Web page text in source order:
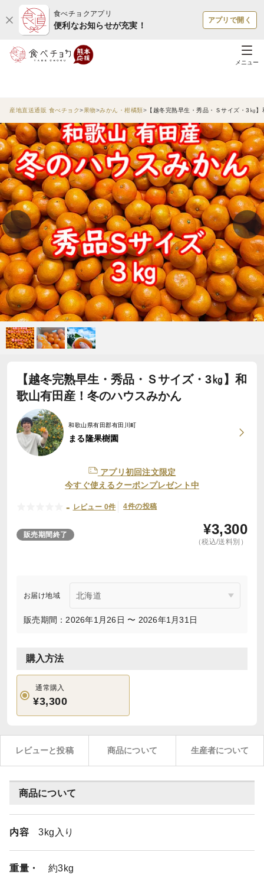
食べチョクアプリ
便利なお知らせが充実！
アプリで開く
メニュー
産地直送通販 食べチョク 果物 みかん・柑橘類 【越冬完熟早生・秀品・Ｓサイズ・3㎏
【越冬完熟早生・秀品・Ｓサイズ・3㎏】和
歌山有田産！冬のハウスみかん
和歌山県有田郡有田川町
まる隆果樹園
アプリ初回注文限定
今すぐ使えるクーポンプレゼント中
- レビュー 0件 4件の投稿
販売期間終了 ¥3,300
（税込/送料別）
お届け地域
販売期間：2026年1月26日 〜 2026年1月31日
購入方法
通常購入
¥3,300
レビューと投稿 商品について 生産者について
商品について
内容 3kg入り
重量・
約3kg